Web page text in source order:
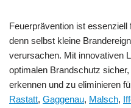
Feuerprävention ist
denn selbst kleine
verursachen. Mit innovativen
optimalen Brandschutz
erkennen und zu eliminieren
Rastatt, Gaggenau, Malsch,